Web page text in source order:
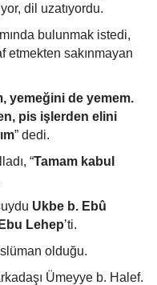
dil uzatıyordu.
bulunmak istedi,
etmekten sakınmayan
yemeğini de yemem.
pis işlerden elini
” dedi.
“Tamam kabul
Ukbe b. Ebû
Ebu Lehep’ti.
olduğu.
Ümeyye b. Halef.